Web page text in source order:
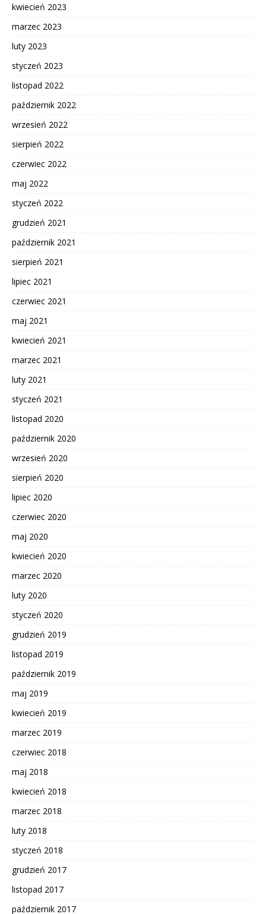
kwiecień 2023
marzec 2023
luty 2023
styczeń 2023
listopad 2022
październik 2022
wrzesień 2022
sierpień 2022
czerwiec 2022
maj 2022
styczeń 2022
grudzień 2021
październik 2021
sierpień 2021
lipiec 2021
czerwiec 2021
maj 2021
kwiecień 2021
marzec 2021
luty 2021
styczeń 2021
listopad 2020
październik 2020
wrzesień 2020
sierpień 2020
lipiec 2020
czerwiec 2020
maj 2020
kwiecień 2020
marzec 2020
luty 2020
styczeń 2020
grudzień 2019
listopad 2019
październik 2019
maj 2019
kwiecień 2019
marzec 2019
czerwiec 2018
maj 2018
kwiecień 2018
marzec 2018
luty 2018
styczeń 2018
grudzień 2017
listopad 2017
październik 2017